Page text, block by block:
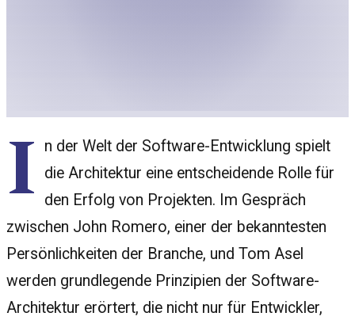
I
n der Welt der Software-Entwicklung spielt
die Architektur eine entscheidende Rolle für
den Erfolg von Projekten. Im Gespräch
zwischen John Romero, einer der bekanntesten
Persönlichkeiten der Branche, und Tom Asel
werden grundlegende Prinzipien der Software-
Architektur erörtert, die nicht nur für Entwickler,